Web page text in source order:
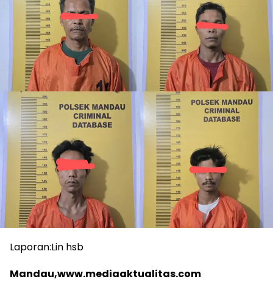
Laporan:Lin hsb
Mandau,www.mediaaktualitas.com